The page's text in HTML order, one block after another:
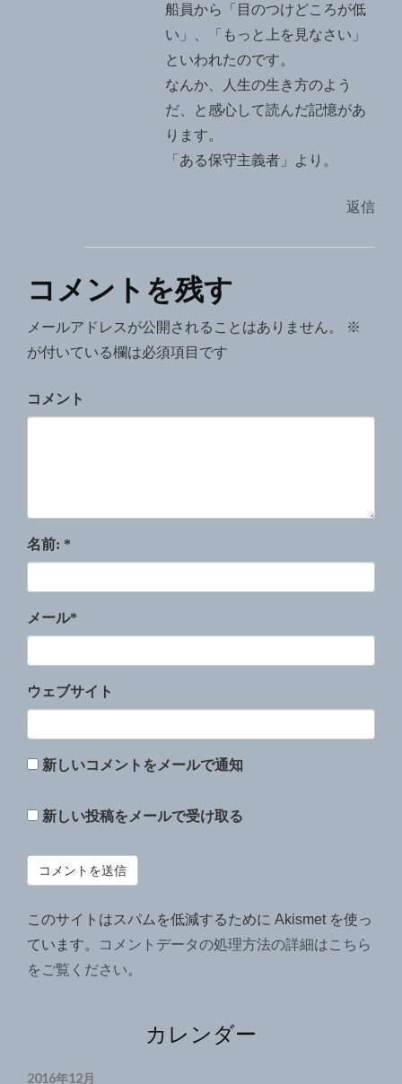
船員から「目のつけどころが低
い」、「もっと上を見なさい」
といわれたのです。
なんか、人生の生き方のよう
だ、と感心して読んだ記憶があ
ります。
「ある保守主義者」より。
返信
コメントを残す
メールアドレスが公開されることはありません。
※
が付いている欄は必須項目です
コメント
名前: *
メール*
ウェブサイト
新しいコメントをメールで通知
新しい投稿をメールで受け取る
このサイトはスパムを低減するために Akismet を使っ
ています。
コメントデータの処理方法の詳細はこちら
をご覧ください。
カレンダー
2016年12月